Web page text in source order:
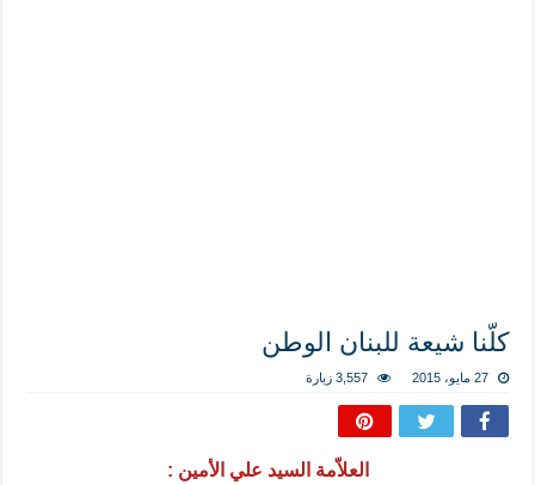
كلّنا شيعة للبنان الوطن
27 مايو، 2015 3,557 زيارة
العلاّمة السيد علي الأمين :